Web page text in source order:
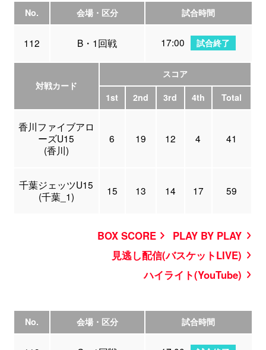
No. 会場・区分 試合時間
112 B・1回戦 17:00 試合終了
対戦カード
スコア
1st
2nd 3rd 4th Total
香川ファイブアロ
ーズU15
(香川)
6 19 12 4 41
千葉ジェッツU15
(千葉_1)
15 13 14 17 59
BOX SCORE
PLAY BY PLAY
見逃し配信(バスケットLIVE)
ハイライト(YouTube)
No. 会場・区分 試合時間